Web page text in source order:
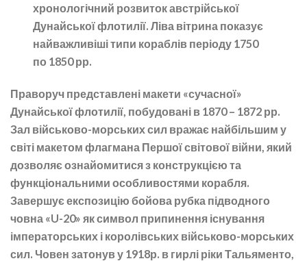
хронологічний розвиток австрійської
Дунайської флотилії. Ліва вітрина показує
найважливіші типи кораблів періоду 1750
по 1850 рр.
Праворуч представлені макети «сучасної»
Дунайської флотилії, побудовані в 1870 – 1872 рр.
Зал військово-морських сил вражає найбільшим у
світі макетом флагмана Першої світової війни, який
дозволяє ознайомитися з конструкцією та
функціональними особливостями корабля.
Завершує експозицію бойова рубка підводного
човна «U-20» як символ припинення існування
імператорських і королівських військово-морських
сил. Човен затонув у 1918р. в гирлі ріки Тальяменто,